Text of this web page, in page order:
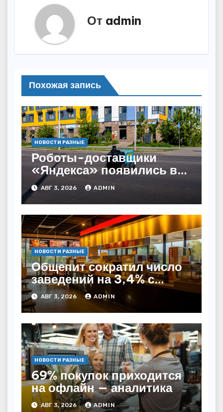
От admin
Похожая запись
НОВОСТИ РАЗНЫЕ
Роботы-доставщики
«Яндекса» появились в
Казахстане
АВГ 3, 2026 ADMIN
НОВОСТИ РАЗНЫЕ
Общепит сократил число
заведений на 3,4% с
начала года — INFOLine
АВГ 3, 2026 ADMIN
НОВОСТИ РАЗНЫЕ
69% покупок приходится
на офлайн — аналитика
АВГ 3, 2026 ADMIN